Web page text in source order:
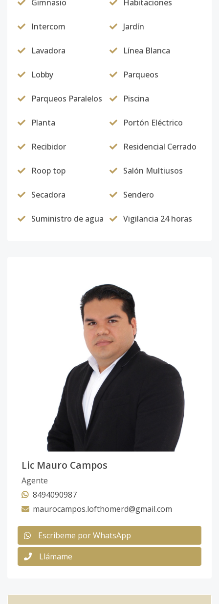
Gimnasio Habitaciones
Intercom Jardín
Lavadora Línea Blanca
Lobby Parqueos
Parqueos Paralelos Piscina
Planta Portón Eléctrico
Recibidor Residencial Cerrado
Roop top Salón Multiusos
Secadora Sendero
Suministro de agua Vigilancia 24 horas
Lic Mauro Campos
Agente
8494090987
maurocampos.lofthomerd@gmail.com
Escribeme por WhatsApp
Llámame